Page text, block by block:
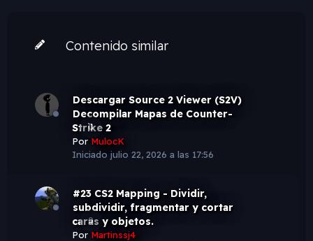
Contenido similar
0
Descargar Source 2 Viewer (S2V)
Decompilar Mapas de Counter-
Strike 2
Por MulocK
Iniciado julio 22, 2026 a las 17:56
0
#23 CS2 Mapping - Dividir,
subdividir, fragmentar y cortar
caras y objetos.
Por Martinssj4